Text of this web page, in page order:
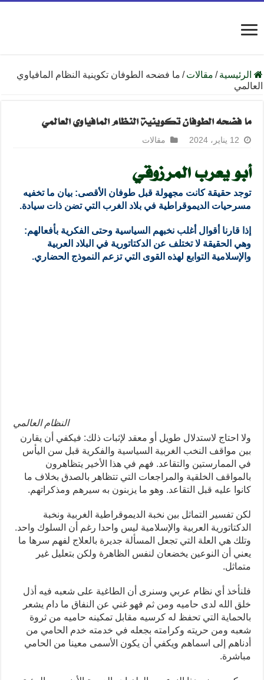
الرئيسية / مقالات / ما فضحه الطوفان تكوينية النظام المافياوي
العالمي
ما فضحه الطوفان تكوينية النظام المافياوي العالمي
12 يناير، 2024 مقالات
أبو يعرب المرزوقي
توجد حقيقة كانت مجهولة قبل طوفان الأقصى: بيان ما تخفيه
مسرحيات الديموقراطية في بلاد الغرب التي تضن ذات سيادة.
إذا قارنا أقوال أغلب نخبهم السياسية وحتى الفكرية بأفعالهم:
وهي الحقيقة لا تختلف عن الدكتاتورية في البلاد العربية
والإسلامية التوابع لهذه القوى التي تزعم النموذج الحضاري.
النظام العالمي
ولا احتاج لاستدلال طويل أو معقد لإثبات ذلك: فيكفي أن يقارن
بين مواقف النخب الغربية السياسية والفكرية قبل سن اليأس
في الممارستين والتقاعد. فهم في هذا الأخير يتظاهرون
بالمواقف الخلقية والمراجعات التي تتظاهر بالصدق بخلاف ما
كانوا عليه قبل التقاعد. وهو ما يزبنون به سيرهم ومذكراتهم.
لكن تفسير التماثل بين نخبة الديموقراطية الغربية ونخبة
الدكتاتورية العربية والإسلامية ليس واحدا رغم أن السلوك واحد.
وتلك هي العلة التي تجعل المسألة جديرة بالعلاج لفهم سرها ما
يعني أن النوعين يخضعان لنفس الظاهرة ولكن بتعليل غير
متماثل.
فلنأخذ أي نظام عربي وسنرى أن الطاغية على شعبه فيه أذل
خلق الله لدى حاميه ومن ثم فهو غني عن النفاق ما دام يشعر
بالحماية التي تحفظ له كرسيه مقابل تمكينه حاميه من ثروة
شعبه ومن حريته وكرامته بجعله في خدمته خدم الحامي من
أدناهم إلى اسماهم ويكفي أن يكون الأسمى معينا من الحامي
مباشرة.